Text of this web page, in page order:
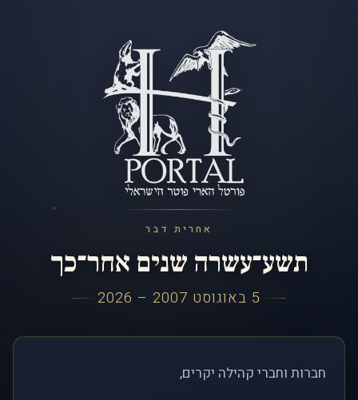
אחרית דבר
תשע־עשרה שנים אחר־כך
5 באוגוסט 2007 – 2026
חברות וחברי קהילה יקרים,